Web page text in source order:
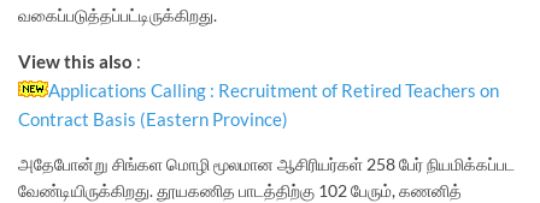
வகைப்படுத்தப்பட்டிருக்கிறது.
View this also :
Applications Calling : Recruitment of Retired Teachers on
Contract Basis (Eastern Province)
அதேபோன்று சிங்கள மொழி மூலமான ஆசிரியர்கள் 258 பேர் நியமிக்கப்பட
வேண்டியிருக்கிறது. தூயகணித பாடத்திற்கு 102 பேரும், கணனித்